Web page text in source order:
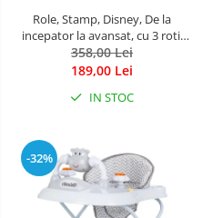
Role, Stamp, Disney, De la
incepator la avansat, cu 3 roti,
Ajustabile, Inchidere prin velcro,
cu frana, Marime 27-30, Princess
358,00 Lei
189,00 Lei
IN STOC
-32%